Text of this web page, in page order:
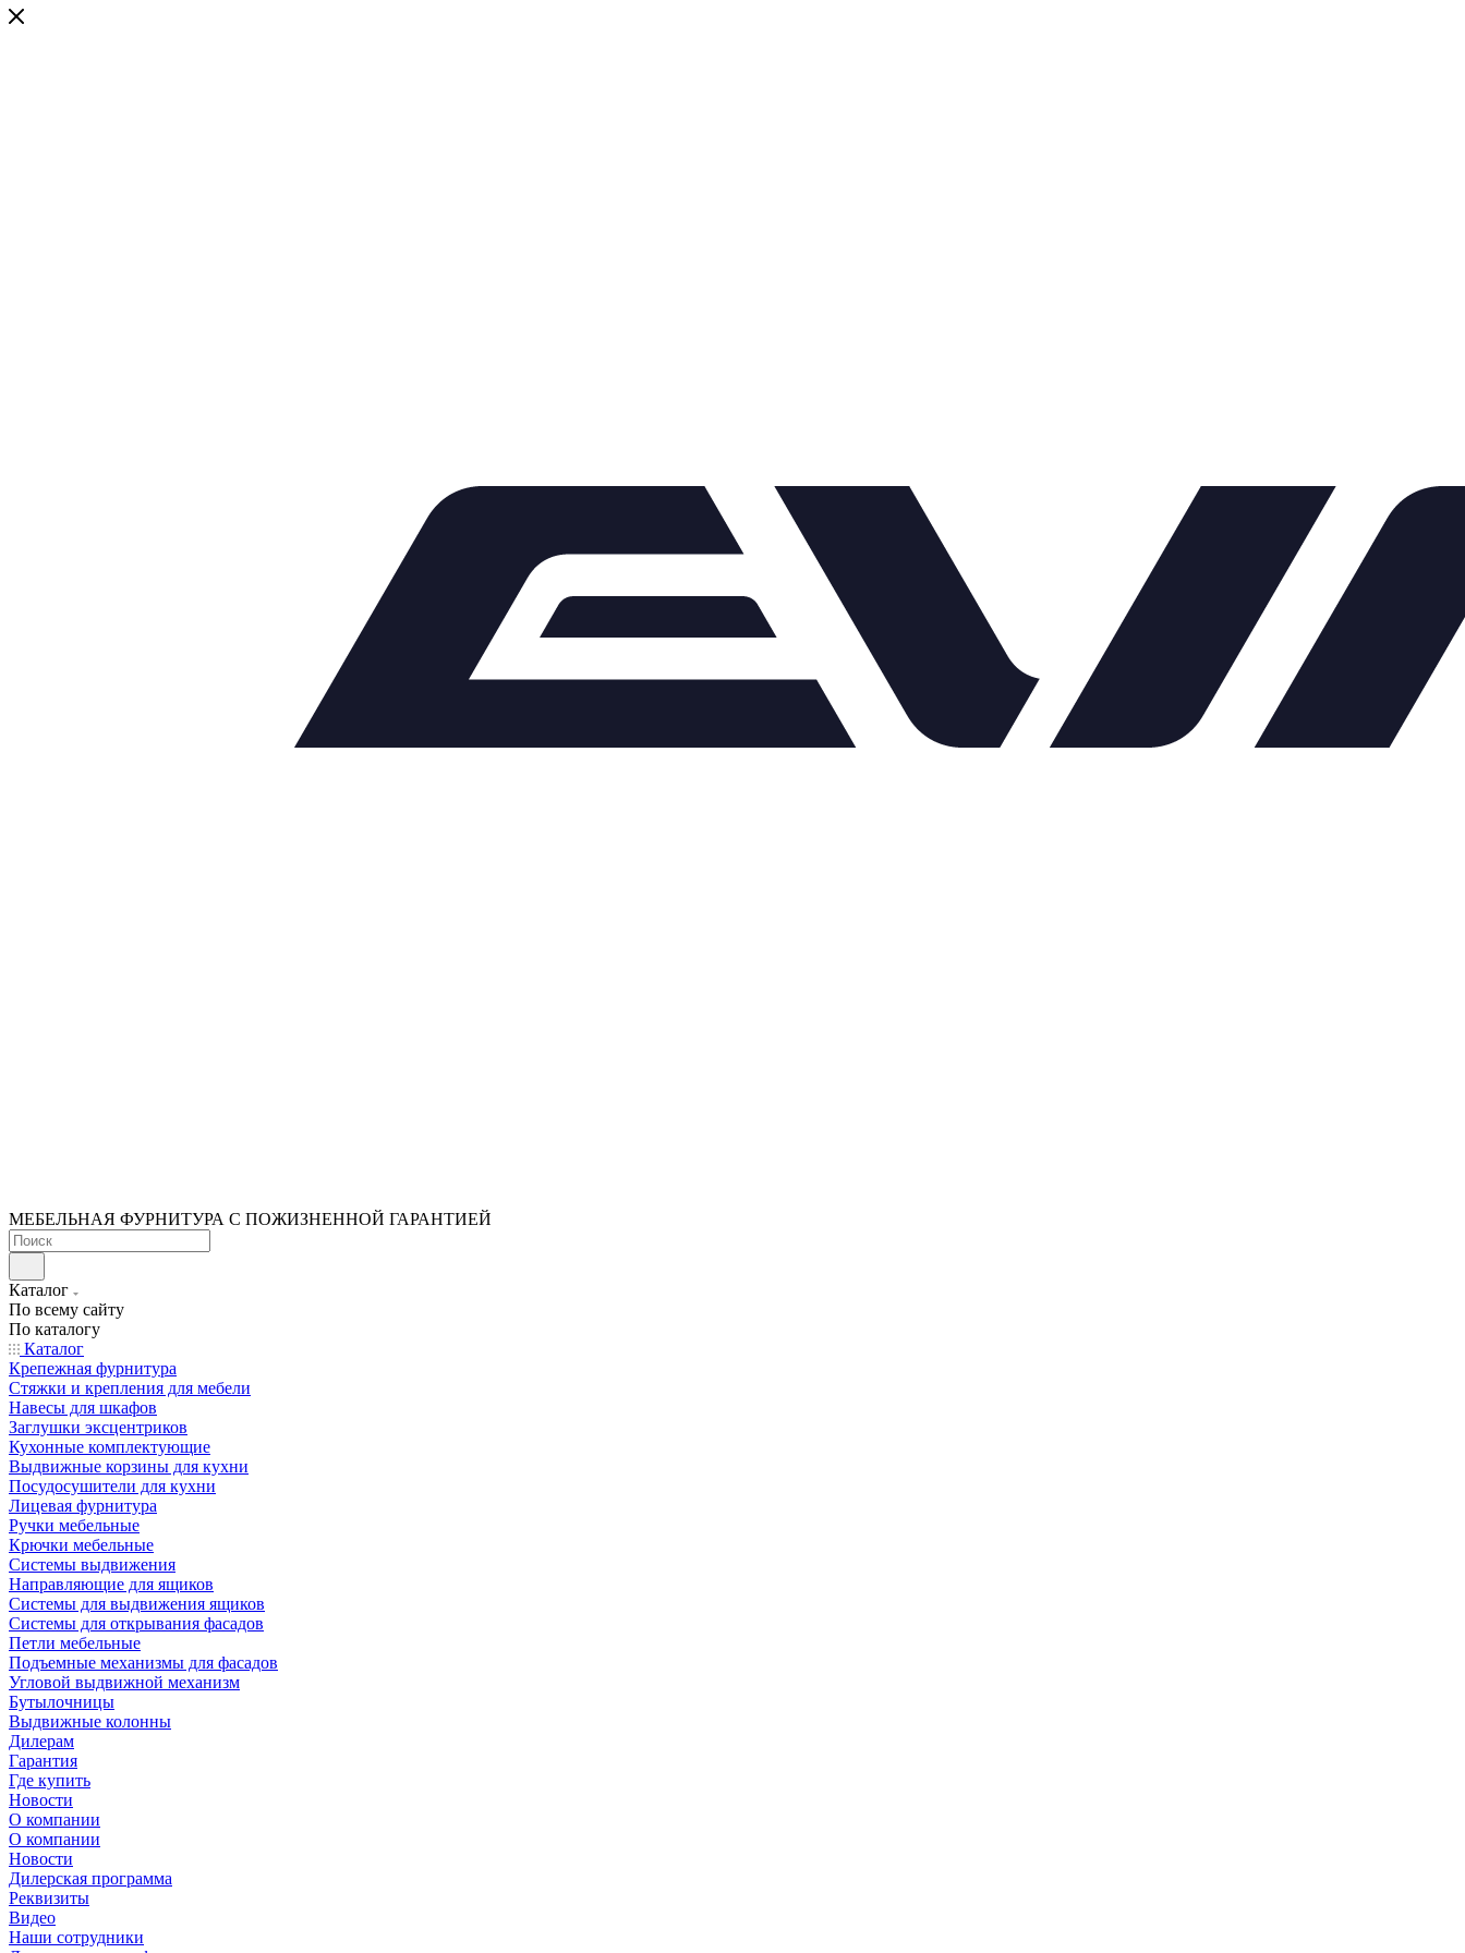
МЕБЕЛЬНАЯ ФУРНИТУРА С ПОЖИЗНЕННОЙ ГАРАНТИЕЙ
Каталог
По всему сайту
По каталогу
Каталог
Крепежная фурнитура
Стяжки и крепления для мебели
Навесы для шкафов
Заглушки эксцентриков
Кухонные комплектующие
Выдвижные корзины для кухни
Посудосушители для кухни
Лицевая фурнитура
Ручки мебельные
Крючки мебельные
Системы выдвижения
Направляющие для ящиков
Системы для выдвижения ящиков
Системы для открывания фасадов
Петли мебельные
Подъемные механизмы для фасадов
Угловой выдвижной механизм
Бутылочницы
Выдвижные колонны
Дилерам
Гарантия
Где купить
Новости
О компании
О компании
Новости
Дилерская программа
Реквизиты
Видео
Наши сотрудники